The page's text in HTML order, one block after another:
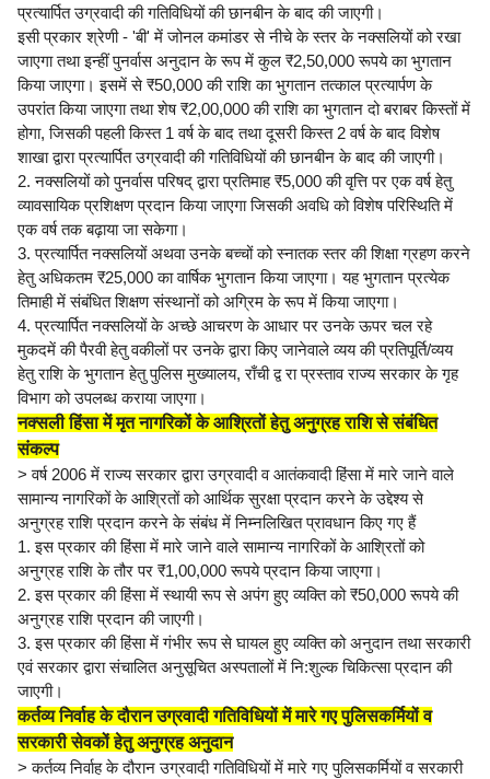
प्रत्यार्पित उग्रवादी की गतिविधियों की छानबीन के बाद की जाएगी।
इसी प्रकार श्रेणी - 'बी' में जोनल कमांडर से नीचे के स्तर के नक्सलियों को रखा
जाएगा तथा इन्हीं पुनर्वास अनुदान के रूप में कुल ₹2,50,000 रूपये का भुगतान
किया जाएगा। इसमें से ₹50,000 की राशि का भुगतान तत्काल प्रत्यार्पण के
उपरांत किया जाएगा तथा शेष ₹2,00,000 की राशि का भुगतान दो बराबर किस्तों में
होगा, जिसकी पहली किस्त 1 वर्ष के बाद तथा दूसरी किस्त 2 वर्ष के बाद विशेष
शाखा द्वारा प्रत्यार्पित उग्रवादी की गतिविधियों की छानबीन के बाद की जाएगी।
2. नक्सलियों को पुनर्वास परिषद् द्वारा प्रतिमाह ₹5,000 की वृत्ति पर एक वर्ष हेतु
व्यावसायिक प्रशिक्षण प्रदान किया जाएगा जिसकी अवधि को विशेष परिस्थिति में
एक वर्ष तक बढ़ाया जा सकेगा।
3. प्रत्यार्पित नक्सलियों अथवा उनके बच्चों को स्नातक स्तर की शिक्षा ग्रहण करने
हेतु अधिकतम ₹25,000 का वार्षिक भुगतान किया जाएगा। यह भुगतान प्रत्येक
तिमाही में संबंधित शिक्षण संस्थानों को अग्रिम के रूप में किया जाएगा।
4. प्रत्यार्पित नक्सलियों के अच्छे आचरण के आधार पर उनके ऊपर चल रहे
मुकदमें की पैरवी हेतु वकीलों पर उनके द्वारा किए जानेवाले व्यय की प्रतिपूर्ति/व्यय
हेतु राशि के भुगतान हेतु पुलिस मुख्यालय, राँची द्व रा प्रस्ताव राज्य सरकार के गृह
विभाग को उपलब्ध कराया जाएगा।
नक्सली हिंसा में मृत नागरिकों के आश्रितों हेतु अनुग्रह राशि से संबंधित
संकल्प
> वर्ष 2006 में राज्य सरकार द्वारा उग्रवादी व आतंकवादी हिंसा में मारे जाने वाले
सामान्य नागरिकों के आश्रितों को आर्थिक सुरक्षा प्रदान करने के उद्देश्य से
अनुग्रह राशि प्रदान करने के संबंध में निम्नलिखित प्रावधान किए गए हैं
1. इस प्रकार की हिंसा में मारे जाने वाले सामान्य नागरिकों के आश्रितों को
अनुग्रह राशि के तौर पर ₹1,00,000 रूपये प्रदान किया जाएगा।
2. इस प्रकार की हिंसा में स्थायी रूप से अपंग हुए व्यक्ति को ₹50,000 रूपये की
अनुग्रह राशि प्रदान की जाएगी।
3. इस प्रकार की हिंसा में गंभीर रूप से घायल हुए व्यक्ति को अनुदान तथा सरकारी
एवं सरकार द्वारा संचालित अनुसूचित अस्पतालों में नि:शुल्क चिकित्सा प्रदान की
जाएगी।
कर्तव्य निर्वाह के दौरान उग्रवादी गतिविधियों में मारे गए पुलिसकर्मियों व
सरकारी सेवकों हेतु अनुग्रह अनुदान
> कर्तव्य निर्वाह के दौरान उग्रवादी गतिविधियों में मारे गए पुलिसकर्मियों व सरकारी